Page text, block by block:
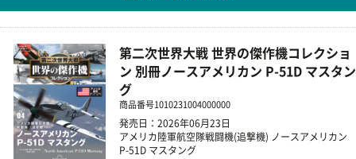
第二次世界大戦 世界の傑作機コレクショ
ン 別冊ノースアメリカン P-51D マスタン
グ
商品番号1010231004000000
発売日：2026年06月23日
アメリカ陸軍航空隊戦闘機(追撃機) ノースアメリカン
P-51D マスタング